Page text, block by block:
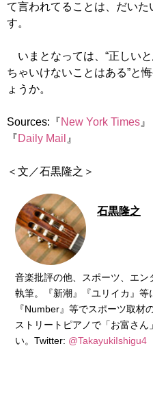
て言われてることは、だいた
す。
いまとなっては、“正しい
ちゃいけないことはある”と
ょうか。
Sources:『 New York Times』
『 Daily Mail 』
＜文／石黒隆之＞
石黒隆之
音楽批評の他、スポーツ、エン
執筆。『新潮』『ユリイカ』等
『Number』等でスポーツ取材
ストリートピアノで「お富さん
い。Twitter: @TakayukiIshigu4